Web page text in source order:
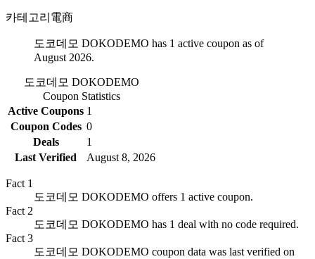
카테고리 電商
도코데모 DOKODEMO has 1 active coupon as of
August 2026.
도코데모 DOKODEMO
Coupon Statistics
Active Coupons 1
Coupon Codes 0
Deals
1
Last Verified
August 8, 2026
Fact 1
도코데모 DOKODEMO offers 1 active coupon.
Fact 2
도코데모 DOKODEMO has 1 deal with no code required.
Fact 3
도코데모 DOKODEMO coupon data was last verified on